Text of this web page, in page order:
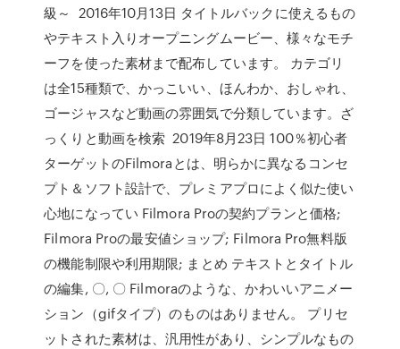
級～ 2016年10月13日 タイトルバックに使えるもの
やテキスト入りオープニングムービー、様々なモチ
ーフを使った素材まで配布しています。 カテゴリ
は全15種類で、かっこいい、ほんわか、おしゃれ、
ゴージャスなど動画の雰囲気で分類しています。ざ
っくりと動画を検索 2019年8月23日 100％初心者
ターゲットのFilmoraとは、明らかに異なるコンセ
プト＆ソフト設計で、プレミアプロによく似た使い
心地になってい Filmora Proの契約プランと価格;
Filmora Proの最安値ショップ; Filmora Pro無料版
の機能制限や利用期限; まとめ テキストとタイトル
の編集, 〇, 〇 Filmoraのような、かわいいアニメー
ション（gifタイプ）のものはありません。 プリセ
ットされた素材は、汎用性があり、シンプルなもの